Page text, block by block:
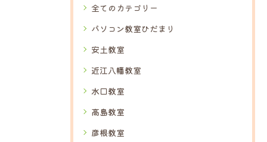
全てのカテゴリー
パソコン教室ひだまり
安土教室
近江八幡教室
水口教室
高島教室
彦根教室